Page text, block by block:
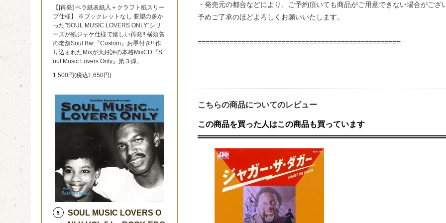
・発売元の都合などにより、ご予約頂いても商品がご用意できない場合がござ
予めご了承のほどよろしくお願いいたします。
===================================================
こちらの商品についてのレビュー
この商品を買った人はこの商品も買っています
【[再発] ペラ紙表紙入＋クラフト紙スリー
ブ仕様】 ※ブックレットなし 要望の多か
った"SOUL MUSIC LOVERS ONLY"シリ
ーズが紙ジャケ仕様で嬉しい再発!! 横須賀
の老舗Soul Bar『Custom』お墨付き!! 作
り込まれたMixが大好評の本格MixCD『S
oul Music Lovers Only』第３弾。
1,500円(税込1,650円)
5
SOUL MUSIC LOVERS O